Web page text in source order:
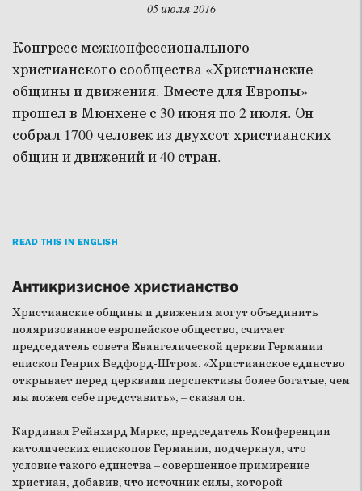
05 июля 2016
Конгресс межконфессионального
христианского сообщества «Христианские
общины и движения. Вместе для Европы»
прошел в Мюнхене с 30 июня по 2 июля. Он
собрал 1700 человек из двухсот христианских
общин и движений и 40 стран.
READ THIS IN ENGLISH
Антикризисное христианство
Христианские общины и движения могут объединить
поляризованное европейское общество, считает
председатель совета Евангелической церкви Германии
епископ Генрих Бедфорд-Штром. «Христианское единство
открывает перед церквами перспективы более богатые, чем
мы можем себе представить», – сказал он.
Кардинал Рейнхард Маркс, председатель Конференции
католических епископов Германии, подчеркнул, что
условие такого единства – совершенное примирение
христиан, добавив, что источник силы, которой